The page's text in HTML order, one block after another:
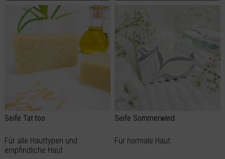
Seife Tat·too
Für alle Hauttypen und
empfindliche Haut
Seife Sommerwind
Für normale Haut